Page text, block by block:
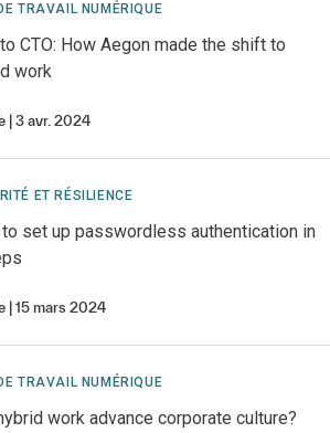
TRAVAIL NUMÉRIQUE
CTO: How Aegon made the shift to
work
3 avr. 2024
ET RÉSILIENCE
set up passwordless authentication in
15 mars 2024
TRAVAIL NUMÉRIQUE
work advance corporate culture?